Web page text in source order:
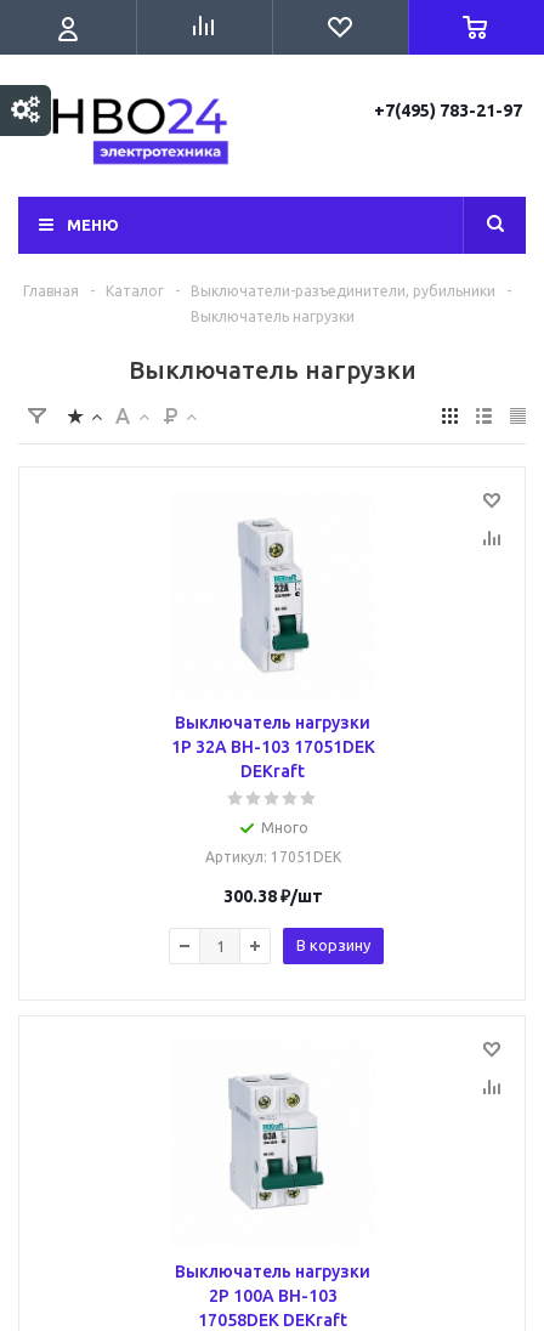
+7(495) 783-21-97
МЕНЮ
Главная - Каталог - Выключатели-разъединители, рубильники
-
Выключатель нагрузки
Выключатель нагрузки
Выключатель нагрузки
1Р 32А ВН-103 17051DEK
DEKraft
Много
Артикул: 17051DEK
300.38₽/шт
В корзину
Выключатель нагрузки
2Р 100А ВН-103
17058DEK DEKraft